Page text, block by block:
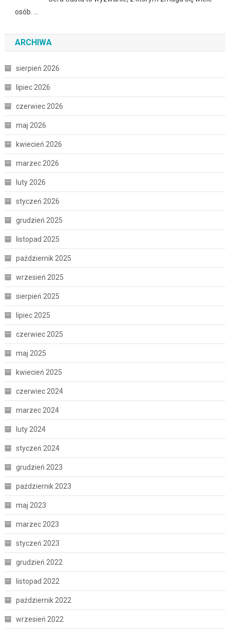
osób. …
ARCHIWA
sierpień 2026
lipiec 2026
czerwiec 2026
maj 2026
kwiecień 2026
marzec 2026
luty 2026
styczeń 2026
grudzień 2025
listopad 2025
październik 2025
wrzesień 2025
sierpień 2025
lipiec 2025
czerwiec 2025
maj 2025
kwiecień 2025
czerwiec 2024
marzec 2024
luty 2024
styczeń 2024
grudzień 2023
październik 2023
maj 2023
marzec 2023
styczeń 2023
grudzień 2022
listopad 2022
październik 2022
wrzesień 2022